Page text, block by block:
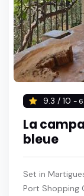
9.3 / 10 - 6
La
bleue
Set in
Port Shopping